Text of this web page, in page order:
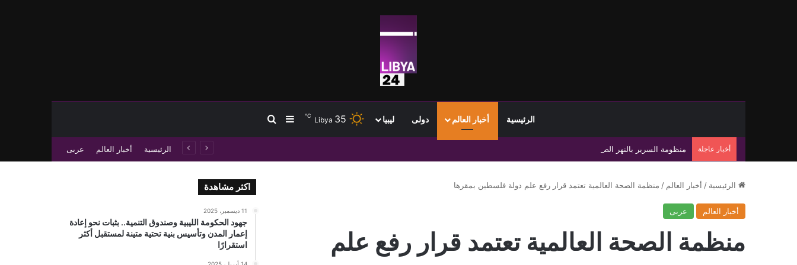
الرئيسية أخبار العالم دولى ليبيا Libya 35
℃ إضافة عمود جانبي
بحث عن
أخبار عاجلة منظومة السرير بالنهر الصناعي تبحث رفع إنتاج إلى 1.2 مليون متر مكعب يوميًا الرئيسية أخبار العالم عربى
الرئيسية / أخبار العالم / منظمة الصحة العالمية تعتمد قرار رفع علم دولة فلسطين بمقرها
أخبار العالم عربى
منظمة الصحة العالمية تعتمد قرار رفع علم
اكثر مشاهدة
11 ديسمبر، 2025
جهود الحكومة الليبية وصندوق التنمية.. بثبات نحو إعادة
إعمار المدن وتأسيس بنية تحتية متينة لمستقبل أكثر
استقرارًا